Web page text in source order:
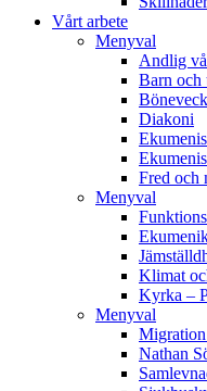
Vårt arbete
Menyval
Andlig
Barn och
Diakoni
Fred och
Menyval
Klimat
Kyrka –
Menyval
Nathan